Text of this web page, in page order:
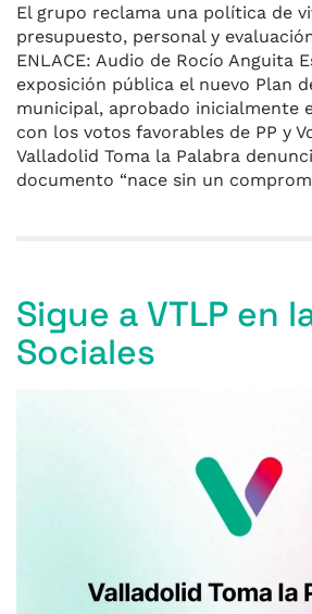
El grupo reclama una política de
presupuesto, personal y
ENLACE: Audio de Rocío Anguita
exposición pública el nuevo Plan
municipal, aprobado inicialmente
con los votos favorables de PP y
Valladolid Toma la Palabra
documento “nace sin un
Sigue a VTLP en
Sociales